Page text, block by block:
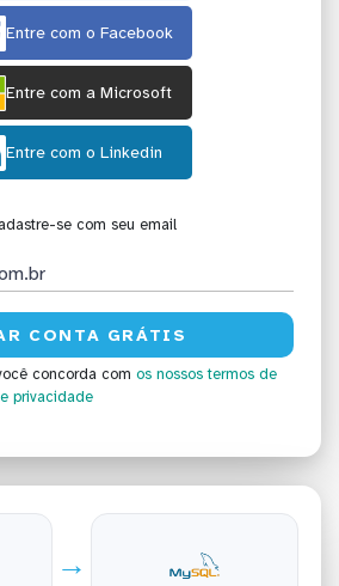
Entre com o Facebook
Entre com a Microsoft
Entre com o Linkedin
se com seu email
concorda com os nossos termos de
privacidade
→